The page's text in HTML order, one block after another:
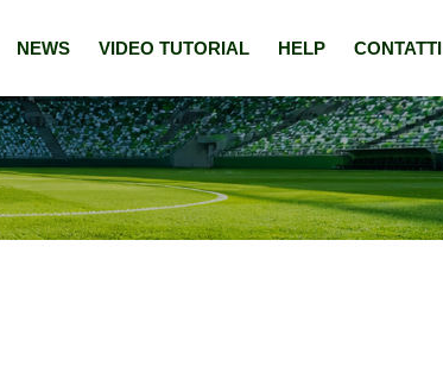
NEWS VIDEO TUTORIAL HELP CONTATTI